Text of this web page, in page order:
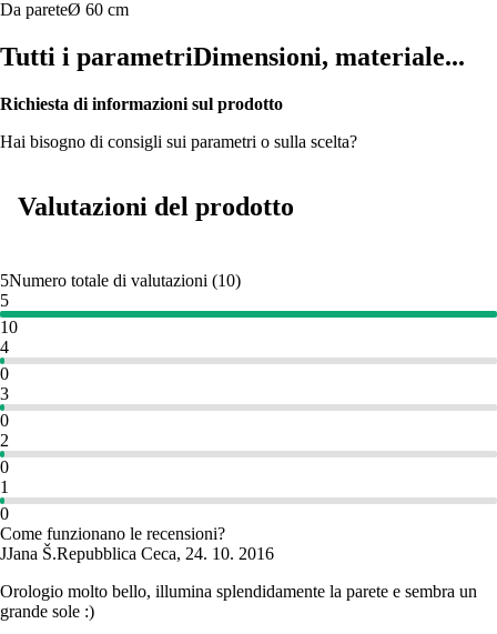
Da pareteØ 60 cm
Tutti i parametriDimensioni, materiale...
Richiesta di informazioni sul prodotto
Hai bisogno di consigli sui parametri o sulla scelta?
Valutazioni del prodotto
5Numero totale di valutazioni (10)
5
10
4
0
3
0
2
0
1
0
Come funzionano le recensioni?
JJana Š.Repubblica Ceca, 24. 10. 2016
Orologio molto bello, illumina splendidamente la parete e sembra un
grande sole :)